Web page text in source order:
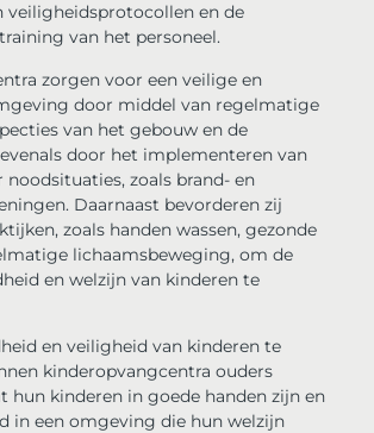
veiligheidsprotocollen en de
van het personeel.
zorgen voor een veilige en
door middel van regelmatige
van het gebouw en de
door het implementeren van
noodsituaties, zoals brand- en
Daarnaast bevorderen zij
zoals handen wassen, gezonde
lichaamsbeweging, om de
en welzijn van kinderen te
en veiligheid van kinderen te
kinderopvangcentra ouders
hun kinderen in goede handen zijn en
in een omgeving die hun welzijn